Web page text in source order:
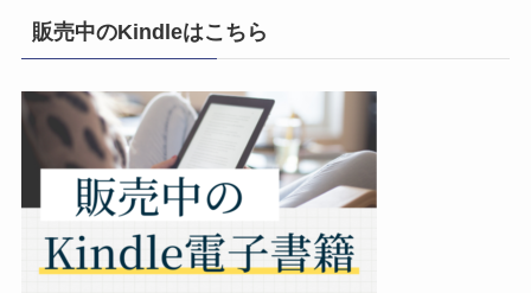
販売中のKindleはこちら